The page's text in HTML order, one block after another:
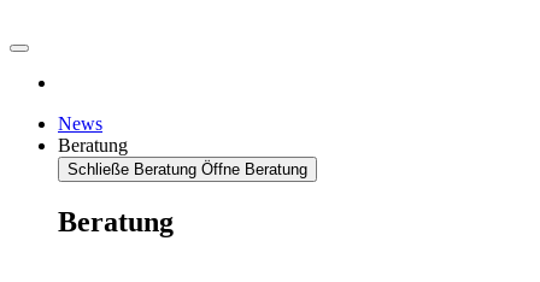
News
Beratung
Schließe Beratung Öffne Beratung
Beratung